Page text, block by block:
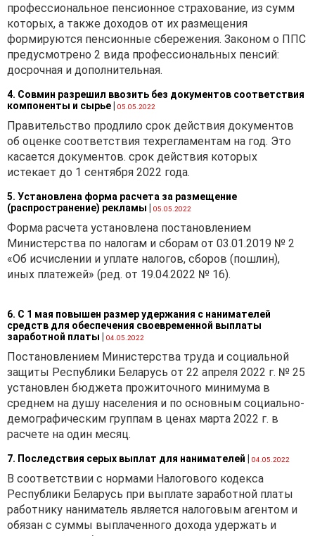
профессиональное пенсионное страхование, из сумм
которых, а также доходов от их размещения
формируются пенсионные сбережения. Законом о ППС
предусмотрено 2 вида профессиональных пенсий:
досрочная и дополнительная.
4. Совмин разрешил ввозить без документов соответствия
компоненты и сырье
05.05.2022
Правительство продлило срок действия документов
об оценке соответствия техрегламентам на год. Это
касается документов. срок действия которых
истекает до 1 сентября 2022 года.
5. Установлена форма расчета за размещение
(распространение) рекламы
05.05.2022
Форма расчета установлена постановлением
Министерства по налогам и сборам от 03.01.2019 № 2
«Об исчислении и уплате налогов, сборов (пошлин),
иных платежей» (ред. от 19.04.2022 № 16).
6. С 1 мая повышен размер удержания с нанимателей
средств для обеспечения своевременной выплаты
заработной платы
04.05.2022
Постановлением Министерства труда и социальной
защиты Республики Беларусь от 22 апреля 2022 г. № 25
установлен бюджета прожиточного минимума в
среднем на душу населения и по основным социально-
демографическим группам в ценах марта 2022 г. в
расчете на один месяц.
7. Последствия серых выплат для нанимателей 04.05.2022
В соответствии с нормами Налогового кодекса
Республики Беларусь при выплате заработной платы
работнику наниматель является налоговым агентом и
обязан с суммы выплаченного дохода удержать и